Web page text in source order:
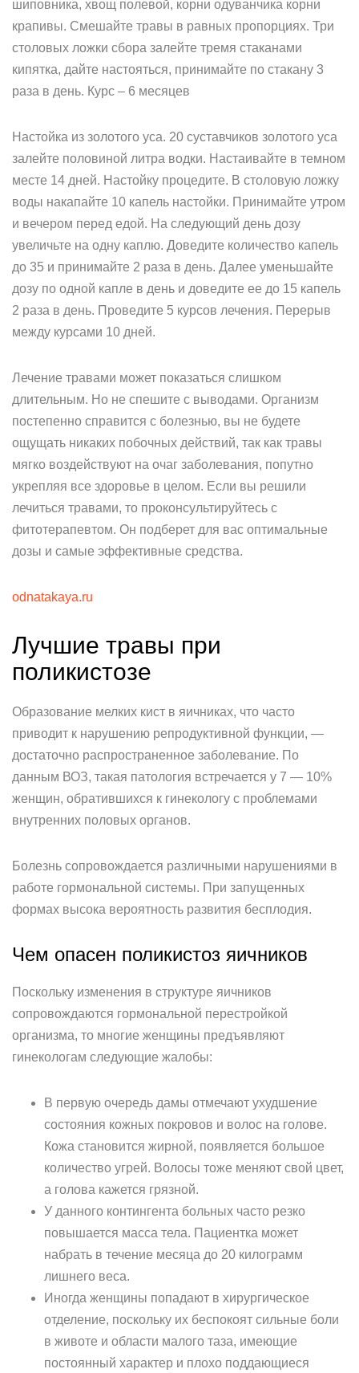
шиповника, хвощ полевой, корни одуванчика корни
крапивы. Смешайте травы в равных пропорциях. Три
столовых ложки сбора залейте тремя стаканами
кипятка, дайте настояться, принимайте по стакану 3
раза в день. Курс – 6 месяцев
Настойка из золотого уса. 20 суставчиков золотого уса
залейте половиной литра водки. Настаивайте в темном
месте 14 дней. Настойку процедите. В столовую ложку
воды накапайте 10 капель настойки. Принимайте утром
и вечером перед едой. На следующий день дозу
увеличьте на одну каплю. Доведите количество капель
до 35 и принимайте 2 раза в день. Далее уменьшайте
дозу по одной капле в день и доведите ее до 15 капель
2 раза в день. Проведите 5 курсов лечения. Перерыв
между курсами 10 дней.
Лечение травами может показаться слишком
длительным. Но не спешите с выводами. Организм
постепенно справится с болезнью, вы не будете
ощущать никаких побочных действий, так как травы
мягко воздействуют на очаг заболевания, попутно
укрепляя все здоровье в целом. Если вы решили
лечиться травами, то проконсультируйтесь с
фитотерапевтом. Он подберет для вас оптимальные
дозы и самые эффективные средства.
odnatakaya.ru
Лучшие травы при
поликистозе
Образование мелких кист в яичниках, что часто
приводит к нарушению репродуктивной функции, —
достаточно распространенное заболевание. По
данным ВОЗ, такая патология встречается у 7 — 10%
женщин, обратившихся к гинекологу с проблемами
внутренних половых органов.
Болезнь сопровождается различными нарушениями в
работе гормональной системы. При запущенных
формах высока вероятность развития бесплодия.
Чем опасен поликистоз яичников
Поскольку изменения в структуре яичников
сопровождаются гормональной перестройкой
организма, то многие женщины предъявляют
гинекологам следующие жалобы:
В первую очередь дамы отмечают ухудшение
состояния кожных покровов и волос на голове.
Кожа становится жирной, появляется большое
количество угрей. Волосы тоже меняют свой цвет,
а голова кажется грязной.
У данного контингента больных часто резко
повышается масса тела. Пациентка может
набрать в течение месяца до 20 килограмм
лишнего веса.
Иногда женщины попадают в хирургическое
отделение, поскольку их беспокоят сильные боли
в животе и области малого таза, имеющие
постоянный характер и плохо поддающиеся